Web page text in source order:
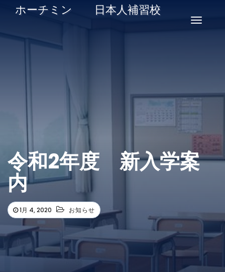
ホーチミン 日本人補習校
ナ
ョ
ン
を
切
り
令和2年度 新入学案
内
1月 4, 2020 お知らせ